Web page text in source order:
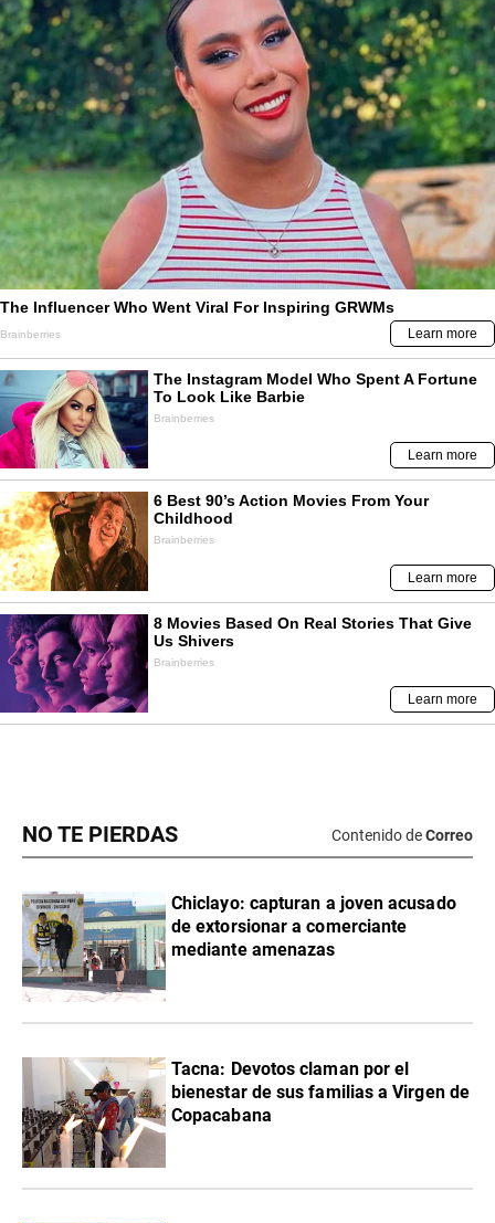
NO TE PIERDAS Contenido deCorreo
Chiclayo: capturan a joven acusado
de extorsionar a comerciante
mediante amenazas
Tacna: Devotos claman por el
bienestar de sus familias a Virgen de
Copacabana